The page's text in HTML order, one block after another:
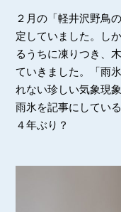
２月の「軽井沢野鳥
定していました。し
るうちに凍りつき、
ていきました。「雨
れない珍しい気象現
雨氷を記事にしている
４年ぶり？